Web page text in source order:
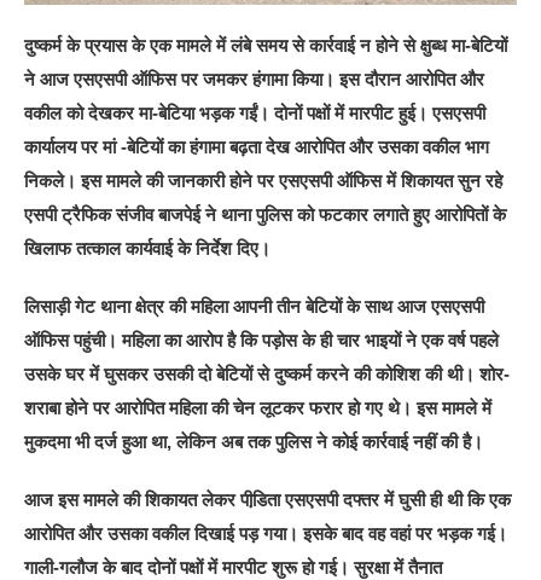
दुष्कर्म के प्रयास के एक मामले में लंबे समय से कार्रवाई न होने से क्षुब्ध मा-बेटियों
ने आज एसएसपी ऑफिस पर जमकर हंगामा किया। इस दौरान आरोपित और
वकील को देखकर मा-बेटिया भड़क गईं। दोनों पक्षों में मारपीट हुई। एसएसपी
कार्यालय पर मां -बेटियों का हंगामा बढ़ता देख आरोपित और उसका वकील भाग
निकले। इस मामले की जानकारी होने पर एसएसपी ऑफिस में शिकायत सुन रहे
एसपी ट्रैफिक संजीव बाजपेई ने थाना पुलिस को फटकार लगाते हुए आरोपितों के
खिलाफ तत्काल कार्यवाई के निर्देश दिए।
लिसाड़ी गेट थाना क्षेत्र की महिला आपनी तीन बेटियों के साथ आज एसएसपी
ऑफिस पहुंची। महिला का आरोप है कि पड़ोस के ही चार भाइयों ने एक वर्ष पहले
उसके घर में घुसकर उसकी दो बेटियों से दुष्कर्म करने की कोशिश की थी। शोर-
शराबा होने पर आरोपित महिला की चेन लूटकर फरार हो गए थे। इस मामले में
मुकदमा भी दर्ज हुआ था, लेकिन अब तक पुलिस ने कोई कार्रवाई नहीं की है।
आज इस मामले की शिकायत लेकर पीडि़ता एसएसपी दफ्तर में घुसी ही थी कि एक
आरोपित और उसका वकील दिखाई पड़ गया। इसके बाद वह वहां पर भड़क गई।
गाली-गलौज के बाद दोनों पक्षों में मारपीट शुरू हो गई। सुरक्षा में तैनात